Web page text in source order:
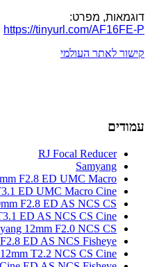
דוגמאות, מפרט:
https://tinyurl.com/AF16FE-P
קישור לאתר העולמי
עמודים
RJ Focal Reducer
Samyang
F2.8 ED UMC Macro
ED UMC Macro Cine
F2.8 ED AS NCS CS
ED AS NCS CS Cine
12mm F2.0 NCS CS
ED AS NCS Fisheye
T2.2 NCS CS Cine